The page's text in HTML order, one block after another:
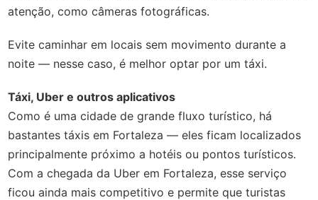
atenção, como câmeras fotográficas.
Evite caminhar em locais sem movimento durante a
noite — nesse caso, é melhor optar por um táxi.
Táxi, Uber e outros aplicativos
Como é uma cidade de grande fluxo turístico, há
bastantes táxis em Fortaleza — eles ficam localizados
principalmente próximo a hotéis ou pontos turísticos.
Com a chegada da Uber em Fortaleza, esse serviço
ficou ainda mais competitivo e permite que turistas